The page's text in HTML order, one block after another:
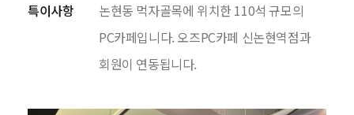
특이사항
논현동 먹자골목에 위치한 110석 규모의
PC카페입니다. 오즈PC카페 신논현역점과
회원이 연동됩니다.